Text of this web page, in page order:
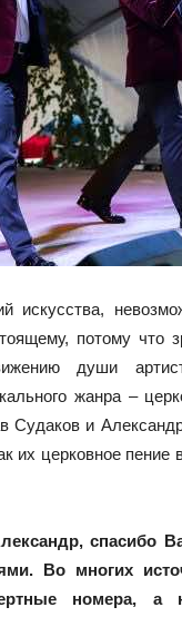
потому что
души
жанра –
Судаков и
их церковное
спасибо
Во многих
номера, а